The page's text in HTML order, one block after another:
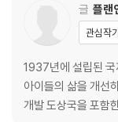
글 플랜
관심작
1937년에 설립된 국
아이들의 삶을 개선
개발 도상국을 포함